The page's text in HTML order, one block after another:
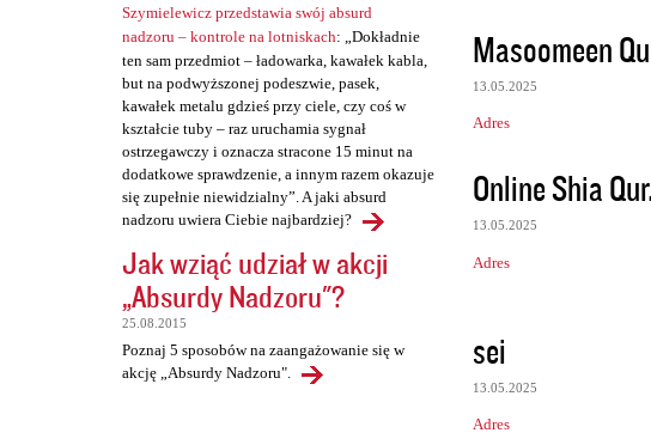
Szymielewicz przedstawia swój absurd
nadzoru – kontrole na lotniskach: „Dokładnie
ten sam przedmiot – ładowarka, kawałek kabla,
but na podwyższonej podeszwie, pasek,
kawałek metalu gdzieś przy ciele, czy coś w
kształcie tuby – raz uruchamia sygnał
ostrzegawczy i oznacza stracone 15 minut na
dodatkowe sprawdzenie, a innym razem okazuje
się zupełnie niewidzialny”. A jaki absurd
nadzoru uwiera Ciebie najbardziej?
Jak wziąć udział w akcji
„Absurdy Nadzoru"?
25.08.2015
Poznaj 5 sposobów na zaangażowanie się w
akcję „Absurdy Nadzoru".
Masoomeen
13.05.2025
Adres
Online Shia
13.05.2025
Adres
sei
13.05.2025
Adres